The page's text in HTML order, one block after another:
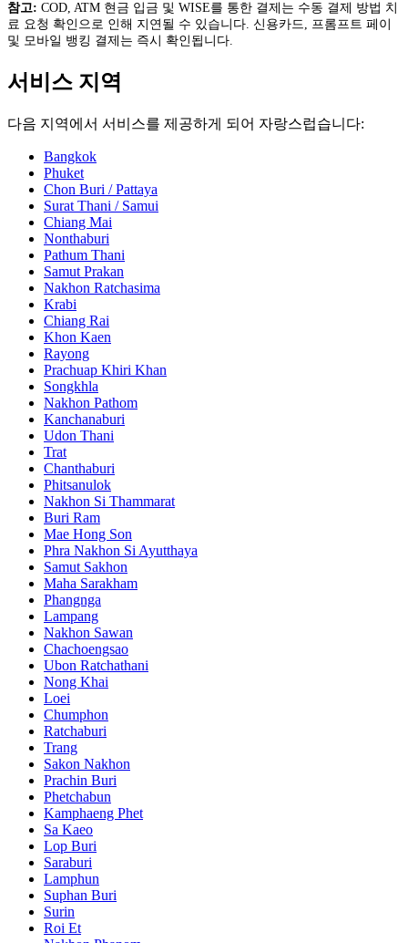
참고: COD, ATM 현금 입금 및 WISE를 통한 결제는 수동 결제 방법 치
료 요청 확인으로 인해 지연될 수 있습니다. 신용카드, 프롬프트 페이
및 모바일 뱅킹 결제는 즉시 확인됩니다.
서비스 지역
다음 지역에서 서비스를 제공하게 되어 자랑스럽습니다:
Bangkok
Phuket
Chon Buri / Pattaya
Surat Thani / Samui
Chiang Mai
Nonthaburi
Pathum Thani
Samut Prakan
Nakhon Ratchasima
Krabi
Chiang Rai
Khon Kaen
Rayong
Prachuap Khiri Khan
Songkhla
Nakhon Pathom
Kanchanaburi
Udon Thani
Trat
Chanthaburi
Phitsanulok
Nakhon Si Thammarat
Buri Ram
Mae Hong Son
Phra Nakhon Si Ayutthaya
Samut Sakhon
Maha Sarakham
Phangnga
Lampang
Nakhon Sawan
Chachoengsao
Ubon Ratchathani
Nong Khai
Loei
Chumphon
Ratchaburi
Trang
Sakon Nakhon
Prachin Buri
Phetchabun
Kamphaeng Phet
Sa Kaeo
Lop Buri
Saraburi
Lamphun
Suphan Buri
Surin
Roi Et